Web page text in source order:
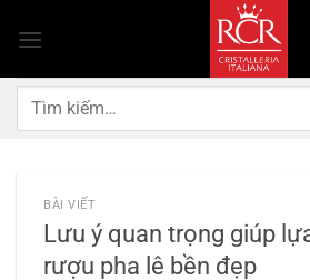
qua
dung
Tìm
BÀI VIẾT
Lưu ý quan trọng giúp
rượu pha lê bền đẹp